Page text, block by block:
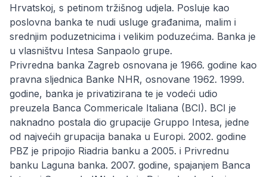
Hrvatskoj, s petinom tržišnog udjela. Posluje kao
poslovna banka te nudi usluge građanima, malim i
srednjim poduzetnicima i velikim poduzećima. Banka je
u vlasništvu Intesa Sanpaolo grupe.
Privredna banka Zagreb osnovana je 1966. godine kao
pravna sljednica Banke NHR, osnovane 1962. 1999.
godine, banka je privatizirana te je vodeći udio
preuzela Banca Commericale Italiana (BCI). BCI je
naknadno postala dio grupacije Gruppo Intesa, jedne
od najvećih grupacija banaka u Europi. 2002. godine
PBZ je pripojio Riadria banku a 2005. i Privrednu
banku Laguna banka. 2007. godine, spajanjem Banca